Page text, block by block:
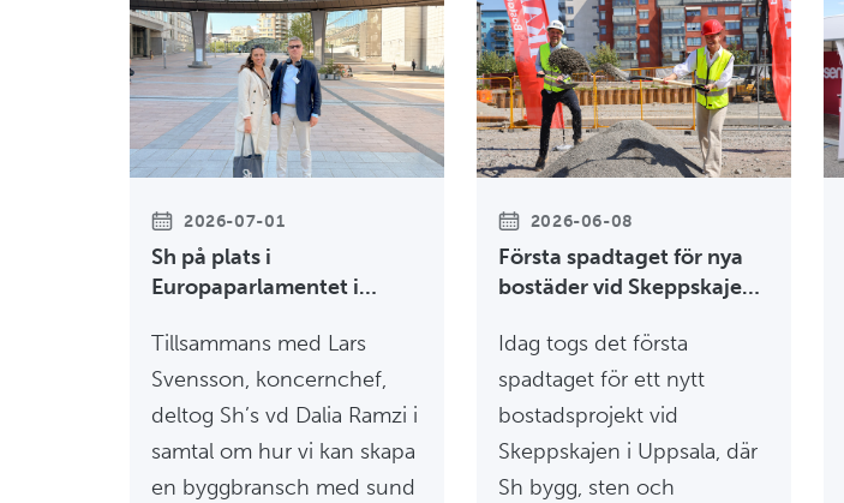
2026-07-01
Sh på plats i
Europaparlamentet i
Tillsammans med Lars
Svensson, koncernchef,
deltog Sh’s vd Dalia Ramzi i
samtal om hur vi kan skapa
en byggbransch med sund
2026-06-08
Första spadtaget för nya
bostäder vid Skeppskajen i
Idag togs det första
spadtaget för ett nytt
bostadsprojekt vid
Skeppskajen i Uppsala, där
Sh bygg, sten och